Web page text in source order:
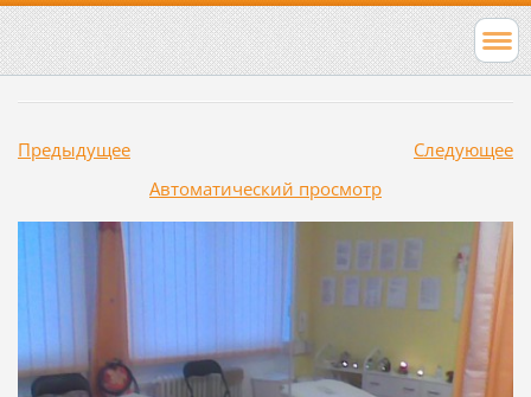
Предыдущее
Следующее
Aвтоматический просмотр